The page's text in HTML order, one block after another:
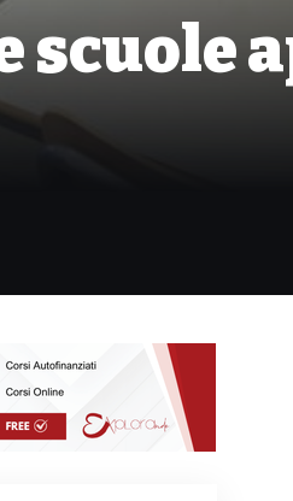
scuole